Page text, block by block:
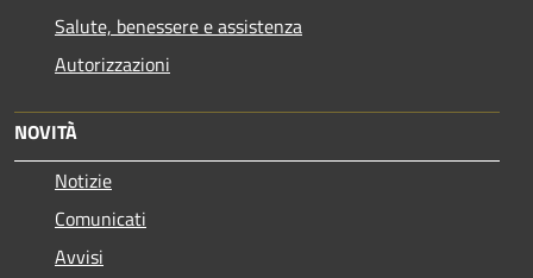
Salute, benessere e assistenza
Autorizzazioni
NOVITÀ
Notizie
Comunicati
Avvisi